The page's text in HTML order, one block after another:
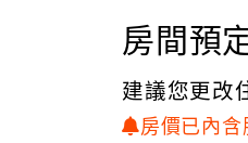
以2至60人為主
室內寬敞的房型
房間預
建議您更改
房價已內